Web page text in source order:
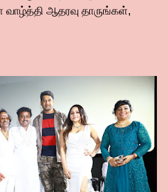
ஆதரவு தாருங்கள்,